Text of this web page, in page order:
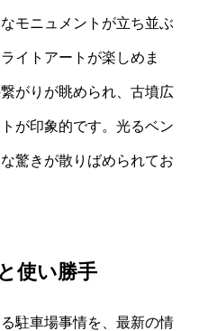
モニュメントが立ち並ぶ
イトアートが楽しめま
がりが眺められ、古墳広
が印象的です。光るベン
驚きが散りばめられてお
使い勝手
駐車場事情を、最新の情